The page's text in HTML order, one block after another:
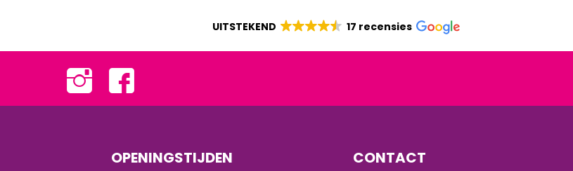
UITSTEKEND 17 recensies
OPENINGSTIJDEN CONTACT